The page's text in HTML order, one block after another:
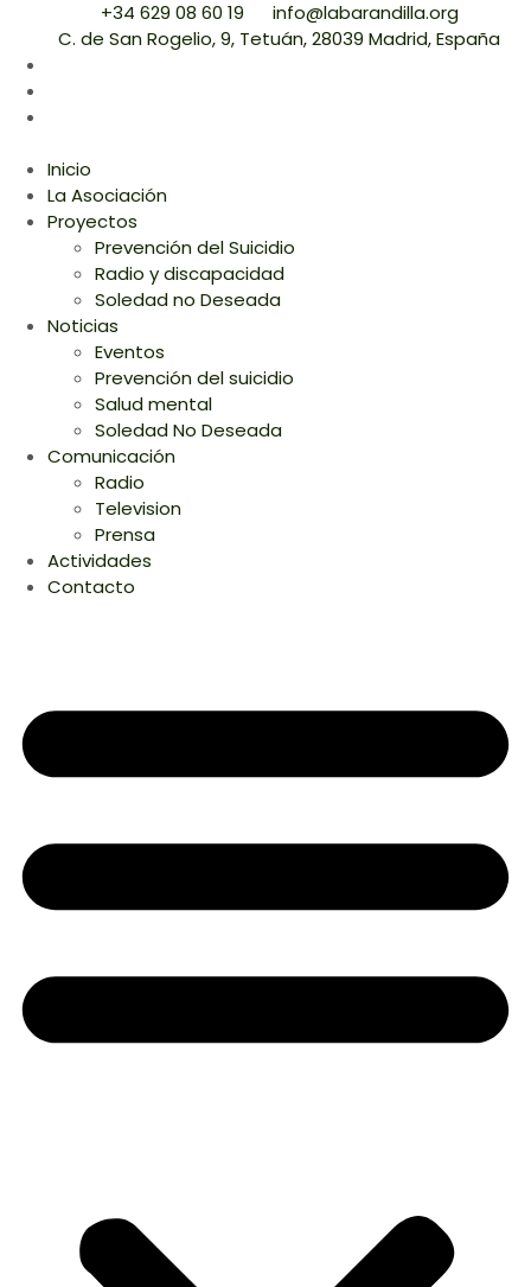
+34 629 08 60 19
info@labarandilla.org
C. de San Rogelio, 9, Tetuán, 28039 Madrid, España
Inicio
La Asociación
Proyectos
Prevención del Suicidio
Radio y discapacidad
Soledad no Deseada
Noticias
Eventos
Prevención del suicidio
Salud mental
Soledad No Deseada
Comunicación
Radio
Television
Prensa
Actividades
Contacto